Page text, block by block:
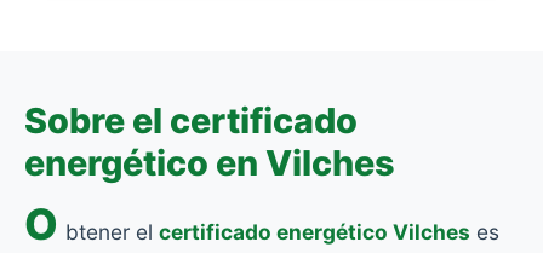
Sobre el certificado
energético en Vilches
O btener el certificado energético Vilches es